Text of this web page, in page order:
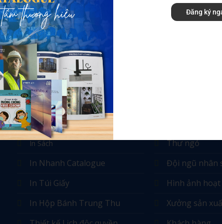
Thiết kế và In hồ sơ năng lực công ty bất động
sản ấn tượng
Các Dịch Vụ
In Sách
In Nhanh Catalogue
In Túi Giấy
In Hộp Bánh Trung Thu
Thư ngỏ
Đội ngũ nhân
Hình ảnh
Xưởng sản
Đăng ký